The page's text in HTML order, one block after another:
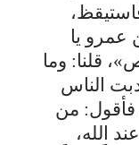
عمرو يا
قلنا: وما
الناس
فأقول: من
الله،